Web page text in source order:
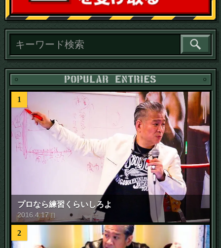
読
1
プロなら練習くらいしろよ
2016 .4.17 日
2